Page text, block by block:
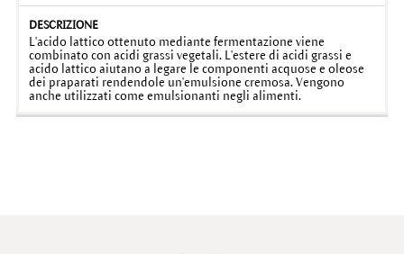
L'acido lattico ottenuto mediante fermentazione viene
combinato con acidi grassi vegetali. L'estere di acidi grassi e
acido lattico aiutano a legare le componenti acquose e oleose
dei praparati rendendole un'emulsione cremosa. Vengono
anche utilizzati come emulsionanti negli alimenti.